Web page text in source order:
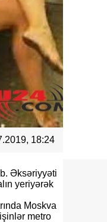
18:24
Əksəriyyəti
yeriyərək
Moskva
metro